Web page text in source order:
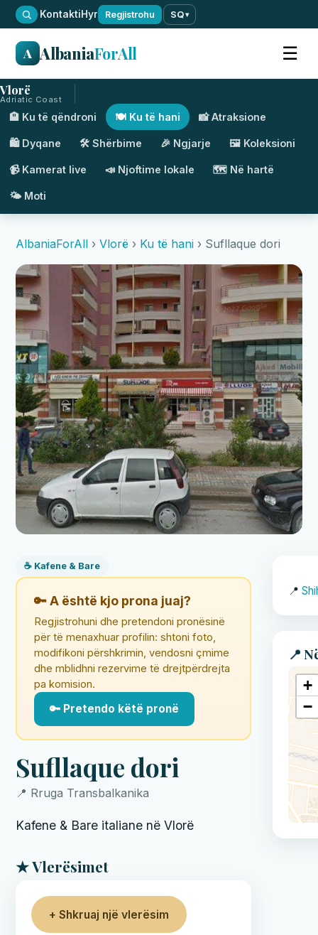
·KontaktiHyr Regjistrohu SQ▾
A AlbaniaForAll ☰
Vlorë
Adriatic Coast
🏨 Ku të qëndroni 🍽️ Ku të hani 📸 Atraksione
🛍️ Dyqane 🛠️ Shërbime 🎉 Ngjarje 🖼️ Koleksioni
📹 Kamerat live 📣 Njoftime lokale 🗺️ Në hartë
🌤️ Moti
AlbaniaForAll › Vlorë › Ku të hani › Sufllaque dori
☕ Kafene & Bare
🔑 A është kjo prona juaj?
Regjistrohuni dhe pretendoni pronësinë
për të menaxhuar profilin: shtoni foto,
modifikoni përshkrimin, vendosni çmime
dhe mblidhni rezervime të drejtpërdrejta
pa komision.
🔑 Pretendo këtë pronë
Sufllaque dori
📍 Rruga Transbalkanika
Kafene & Bare italiane në Vlorë
★ Vlerësimet
+ Shkruaj një vlerësim
📍
📍
+
−